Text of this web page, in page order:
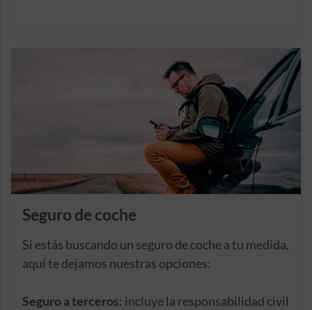
Seguro de coche
Si estás buscando un seguro de coche a tu medida,
aquí te dejamos nuestras opciones:
Seguro a terceros: incluye la responsabilidad civil